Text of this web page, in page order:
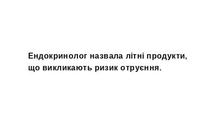
Ендокринолог назвала літні продукти,
що викликають ризик отруєння.